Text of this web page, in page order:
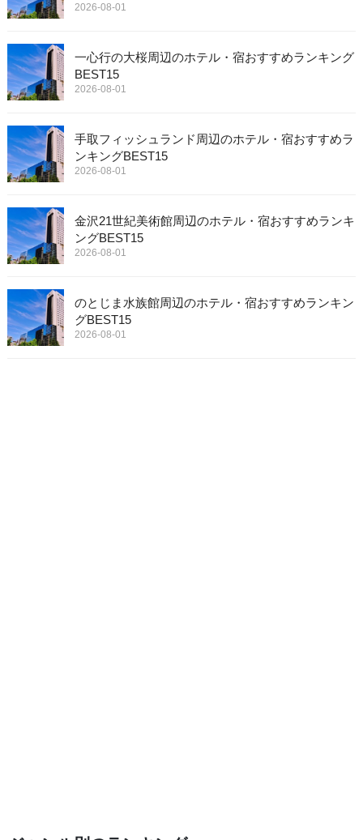
2026-08-01
一心行の大桜周辺のホテル・宿おすすめランキング
BEST15
2026-08-01
手取フィッシュランド周辺のホテル・宿おすすめラ
ンキングBEST15
2026-08-01
金沢21世紀美術館周辺のホテル・宿おすすめランキ
ングBEST15
2026-08-01
のとじま水族館周辺のホテル・宿おすすめランキン
グBEST15
2026-08-01